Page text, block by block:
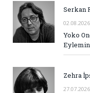
Serkan
02.08.2026
Yoko
Zehra
27.07.2026